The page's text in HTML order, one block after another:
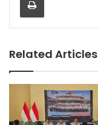
Related Articles